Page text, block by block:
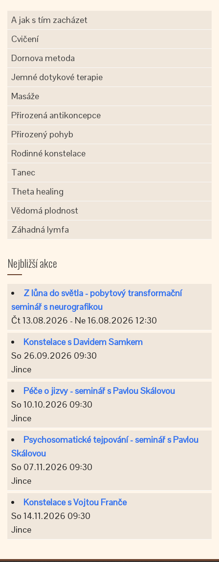
A jak s tím zacházet
Cvičení
Dornova metoda
Jemné dotykové terapie
Masáže
Přirozená antikoncepce
Přirozený pohyb
Rodinné konstelace
Tanec
Theta healing
Vědomá plodnost
Záhadná lymfa
Nejbližší akce
Z lůna do světla - pobytový transformační
seminář s neurografikou
Čt 13.08.2026 - Ne 16.08.2026 12:30
Konstelace s Davidem Samkem
So 26.09.2026 09:30
Jince
Péče o jizvy - seminář s Pavlou Skálovou
So 10.10.2026 09:30
Jince
Psychosomatické tejpování - seminář s Pavlou
Skálovou
So 07.11.2026 09:30
Jince
Konstelace s Vojtou Franče
So 14.11.2026 09:30
Jince